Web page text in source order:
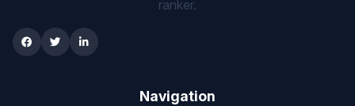
ranker.
Navigation